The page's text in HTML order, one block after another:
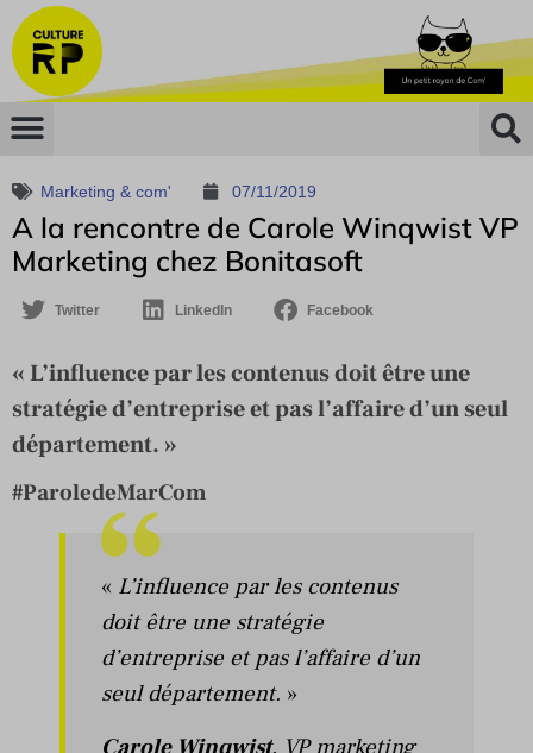
Marketing & com' 07/11/2019
A la rencontre de Carole Winqwist VP
Marketing chez Bonitasoft
Twitter LinkedIn Facebook
« L’influence par les contenus doit être une
stratégie d’entreprise et pas l’affaire d’un seul
département. »
#ParoledeMarCom
« L’influence par les contenus
doit être une stratégie
d’entreprise et pas l’affaire d’un
seul département. »
Carole Winqwist, VP marketing